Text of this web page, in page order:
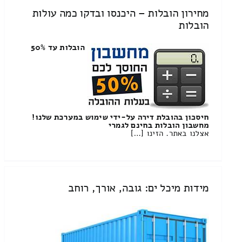
מחירון הובלות – היכנסו ובדקו כמה עולות
הובלות
הובלות עד 50%
חיסכון בהובלת דירה על-ידי שימוש במערכת שלנו!
מחשבון הובלות בחינם לגמרי
אצלנו באתר. הזינו […]
מידות מיכל ים: גובה, אורך, רוחב